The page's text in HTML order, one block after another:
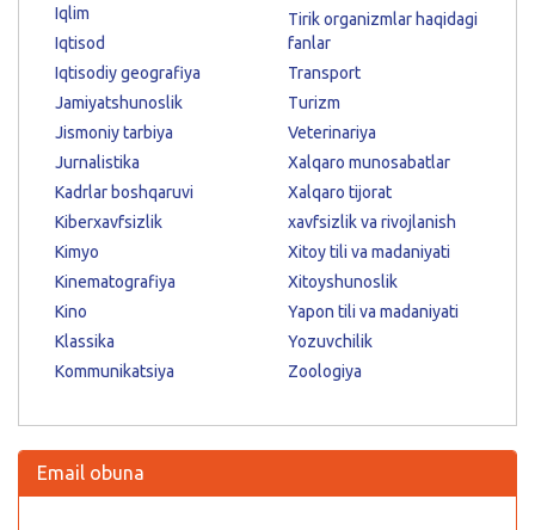
Iqlim
Iqtisod
Iqtisodiy geografiya
Jamiyatshunoslik
Jismoniy tarbiya
Jurnalistika
Kadrlar boshqaruvi
Kiberxavfsizlik
Kimyo
Kinematografiya
Kino
Klassika
Kommunikatsiya
Tirik organizmlar haqidagi
fanlar
Transport
Turizm
Veterinariya
Xalqaro munosabatlar
Xalqaro tijorat
xavfsizlik va rivojlanish
Xitoy tili va madaniyati
Xitoyshunoslik
Yapon tili va madaniyati
Yozuvchilik
Zoologiya
Email obuna